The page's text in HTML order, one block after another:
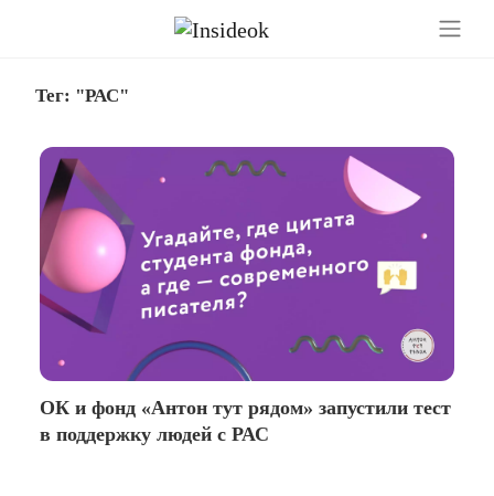
Тег: "РАС"
ОК и фонд «Антон тут рядом» запустили тест
в поддержку людей с РАС